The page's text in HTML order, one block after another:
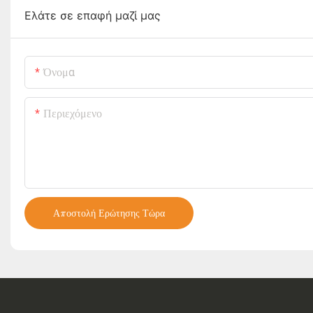
Ελάτε σε επαφή μαζί μας
Όνομα
Περιεχόμενο
Αποστολή Ερώτησης Τώρα